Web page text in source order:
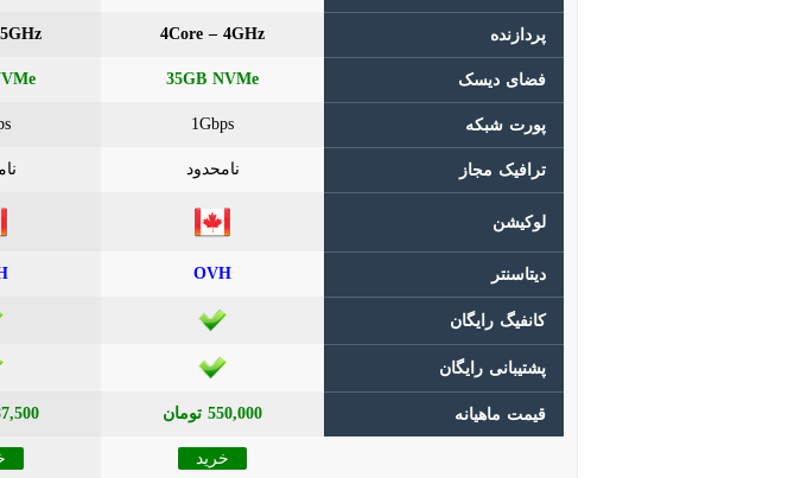
4Core – 4GHz پردازنده
35GB NVMe فضای دیسک
1Gbps پورت شبکه
نامحدود ترافیک مجاز
لوکیشن
OVH دیتاسنتر
کانفیگ رایگان
پشتیبانی رایگان
687,500 550,000 تومان قیمت ماهیانه
خرید